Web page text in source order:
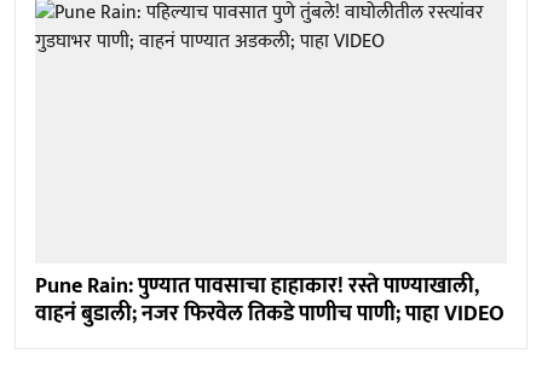
Pune Rain: पुण्यात पावसाचा हाहाकार! रस्ते पाण्याखाली,
वाहनं बुडाली; नजर फिरवेल तिकडे पाणीच पाणी; पाहा VIDEO